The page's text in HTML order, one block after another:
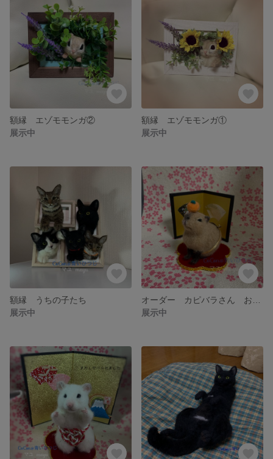
額縁 エゾモモンガ②
展示中
額縁 エゾモモンガ①
展示中
額縁 うちの子たち
展示中
展示中